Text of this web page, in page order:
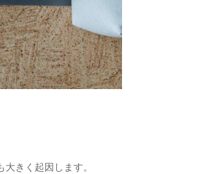
きく起因します。